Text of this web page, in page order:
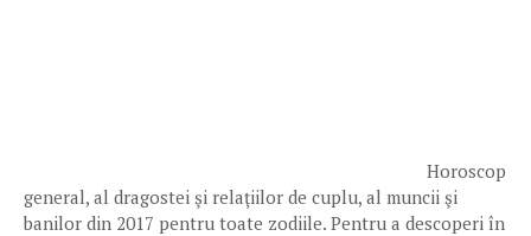
Horoscop
general, al dragostei şi relaţiilor de cuplu, al muncii şi
banilor din 2017 pentru toate zodiile. Pentru a descoperi în